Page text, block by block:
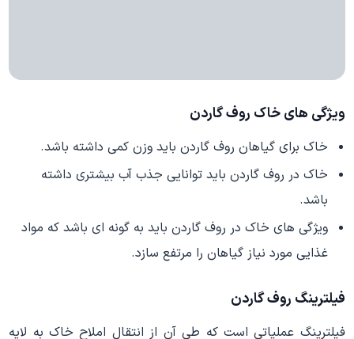
ویژگی های خاک روف گاردن
خاک برای گیاهان روف گاردن باید وزن کمی داشته باشد.
خاک در روف گاردن باید توانایی جذب آب بیشتری داشته
باشد.
ویژگی های خاک در روف گاردن باید به گونه ای باشد که مواد
غذایی مورد نیاز گیاهان را مرتفع سازد.
فیلترینگ روف گاردن
فیلترینگ عملیاتی است که طی آن از انتقال املاح خاک به لایه